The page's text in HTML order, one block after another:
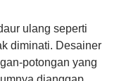
ulang seperti
diminati. Desainer
potongan yang